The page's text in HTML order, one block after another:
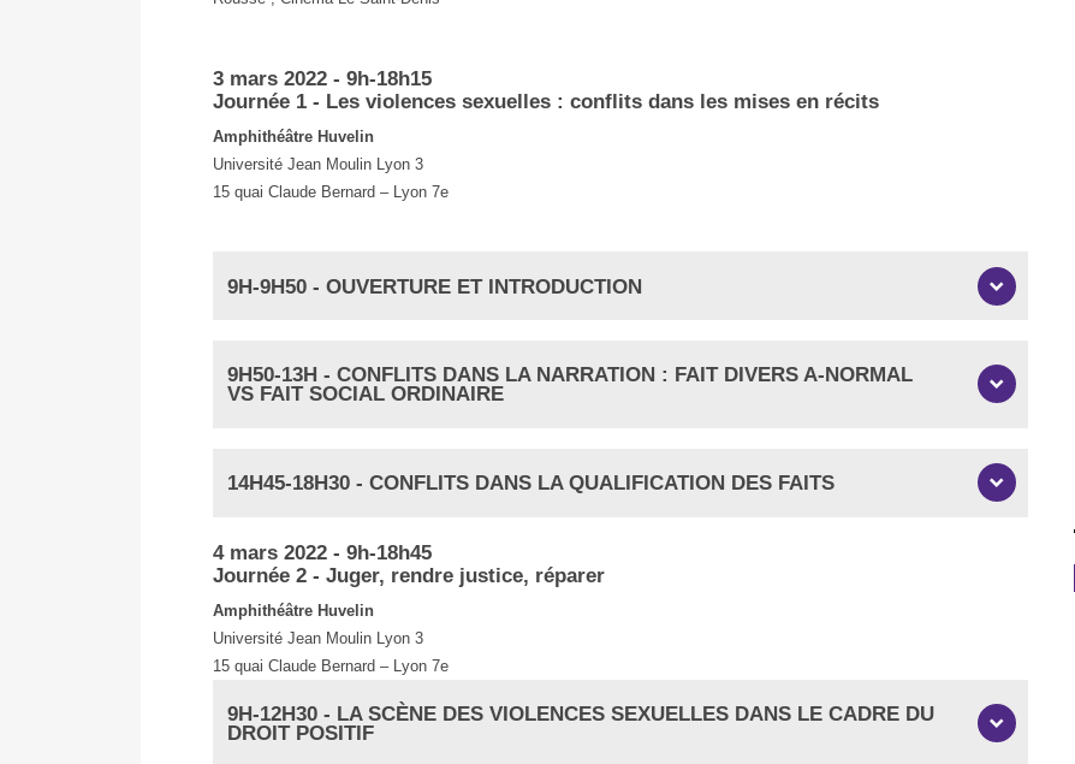
3 mars 2022 - 9h-18h15
Journée 1 - Les violences sexuelles : conflits dans les mises en récits
Amphithéâtre Huvelin
Université Jean Moulin Lyon 3
15 quai Claude Bernard – Lyon 7e
9H-9H50 - OUVERTURE ET INTRODUCTION
9H50-13H - CONFLITS DANS LA NARRATION : FAIT DIVERS A-NORMAL
VS FAIT SOCIAL ORDINAIRE
14H45-18H30 - CONFLITS DANS LA QUALIFICATION DES FAITS
4 mars 2022 - 9h-18h45
Journée 2 - Juger, rendre justice, réparer
Amphithéâtre Huvelin
Université Jean Moulin Lyon 3
15 quai Claude Bernard – Lyon 7e
9H-12H30 - LA SCÈNE DES VIOLENCES SEXUELLES DANS LE CADRE DU
DROIT POSITIF